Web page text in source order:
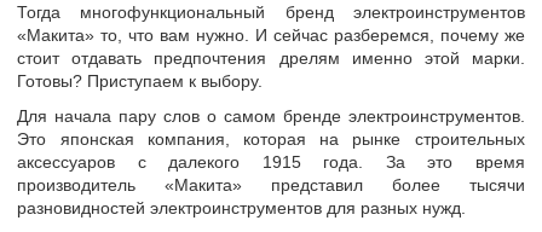
Тогда многофункциональный бренд электроинструментов
«Макита» то, что вам нужно. И сейчас разберемся, почему же
стоит отдавать предпочтения дрелям именно этой марки.
Готовы? Приступаем к выбору.
Для начала пару слов о самом бренде электроинструментов.
Это японская компания, которая на рынке строительных
аксессуаров с далекого 1915 года. За это время
производитель «Макита» представил более тысячи
разновидностей электроинструментов для разных нужд.